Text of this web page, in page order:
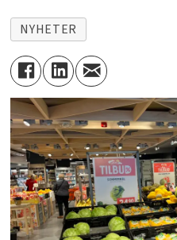
NYHETER